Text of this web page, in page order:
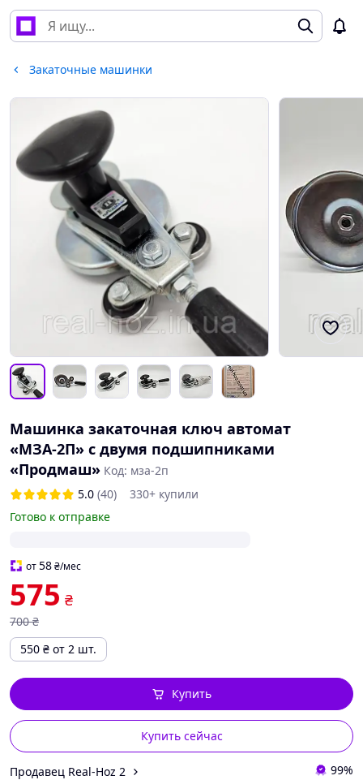
Закаточные машинки
Машинка закаточная ключ автомат
«МЗА-2П» с двумя подшипниками
«Продмаш» Код: мза-2п
5.0 (40)
330+ купили
Готово к отправке
от58₴/мес
575 ₴
700 ₴
550 ₴ от 2 шт.
Купить сейчас
Купить
Продавец Real-Hoz 2 99%